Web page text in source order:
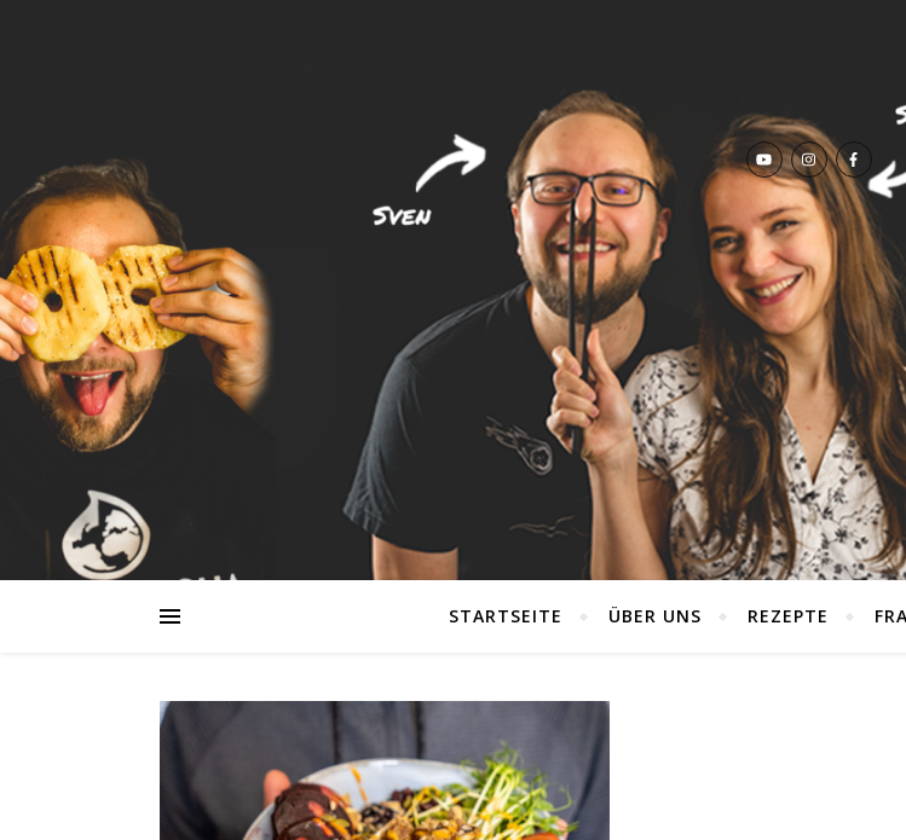
STARTSEITE ÜBER UNS REZEPTE